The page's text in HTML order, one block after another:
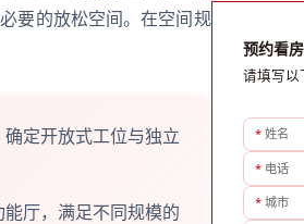
要的放松空间。在空间规
定开放式工位与独立
厅，满足不同规模的
预约看房
请填写以
* 姓名
* 电话
* 城市